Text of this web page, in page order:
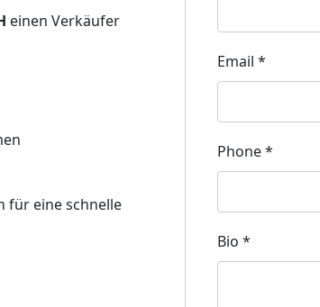
einen Verkäufer
für eine schnelle
Email *
Phone*
Bio *